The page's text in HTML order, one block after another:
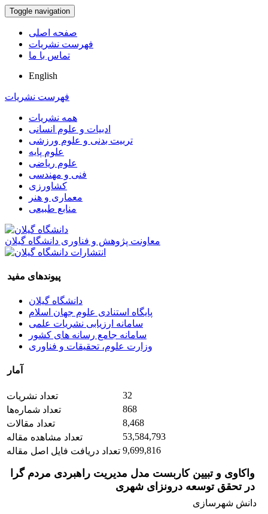
Toggle navigation
صفحه اصلی
فهرست نشریات
تماس با ما
English
فهرست نشریات
همه نشریات
ادبیات و علوم انسانی
تربیت بدنی و علوم ورزشی
علوم پایه
علوم ریاضی
فنی و مهندسی
کشاورزی
معماری و هنر
منابع طبیعی
معاونت پژوهش و فناوری دانشگاه گیلان
پیوندهای مفید
دانشگاه گیلان
پایگاه استنادی علوم جهان اسلام
سامانه ارزیابی نشریات علمی
سامانه جامع رسانه های کشور
وزارت علوم، تحقیقات و فناوری
آمار
تعداد نشریات
32
تعداد شماره‌ها
868
تعداد مقالات
8,468
تعداد مشاهده مقاله
53,584,793
تعداد دریافت فایل اصل مقاله 9,699,816
واکاوی و تبیین کاربست مدل مدیریت راهبردی مردم گرا
در تحقق توسعه درونزای شهری
دانش شهرسازی